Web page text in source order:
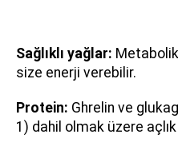
Sağlıklı yağlar: Metabolik
size enerji verebilir.
Protein: Ghrelin ve
1) dahil olmak üzere